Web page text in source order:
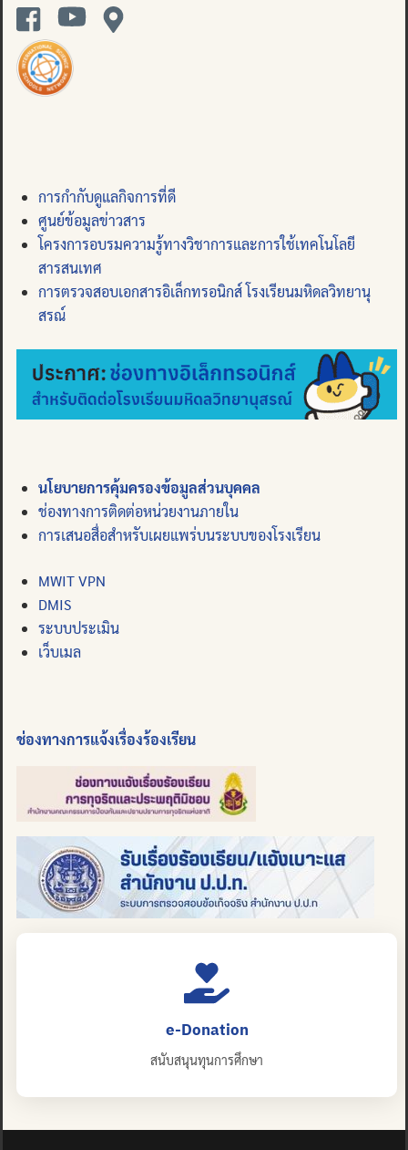
การกำกับดูแลกิจการที่ดี
ศูนย์ข้อมูลข่าวสาร
โครงการอบรมความรู้ทางวิชาการและการใช้เทคโนโลยี
สารสนเทศ
การตรวจสอบเอกสารอิเล็กทรอนิกส์ โรงเรียนมหิดลวิทยานุ
สรณ์
นโยบายการคุ้มครองข้อมูลส่วนบุคคล
ช่องทางการติดต่อหน่วยงานภายใน
การเสนอสื่อสำหรับเผยแพร่บนระบบของโรงเรียน
MWIT VPN
DMIS
ระบบประเมิน
เว็บเมล
ช่องทางการแจ้งเรื่องร้องเรียน
e-Donation
สนับสนุนทุนการศึกษา